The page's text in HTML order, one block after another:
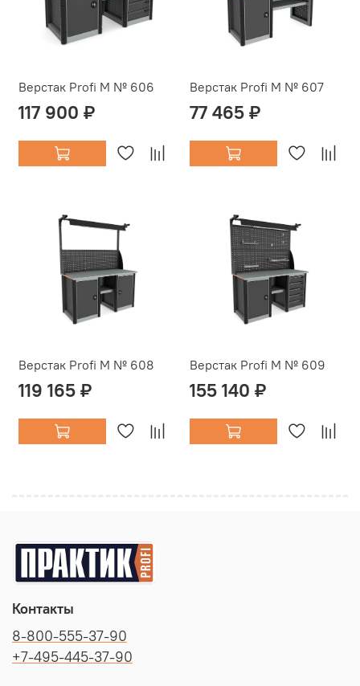
Верстак Profi M № 606
117 900 ₽
Верстак Profi M № 607
77 465 ₽
Верстак Profi M № 608
119 165 ₽
Верстак Profi M № 609
155 140 ₽
Контакты
8-800-555-37-90
+7-495-445-37-90